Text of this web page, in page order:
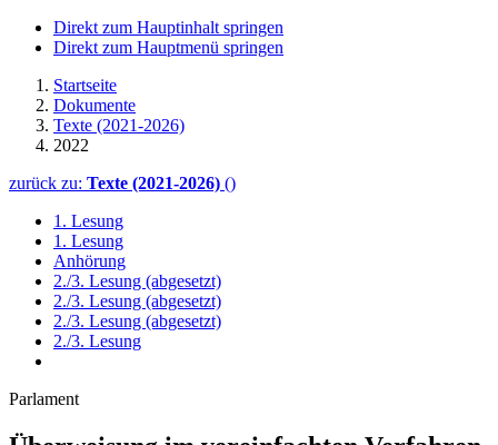
Direkt zum Hauptinhalt springen
Direkt zum Hauptmenü springen
Startseite
Dokumente
Texte (2021-2026)
2022
zurück zu: Texte (2021-2026) ()
1. Lesung
1. Lesung
Anhörung
2./3. Lesung (abgesetzt)
2./3. Lesung (abgesetzt)
2./3. Lesung (abgesetzt)
2./3. Lesung
Parlament